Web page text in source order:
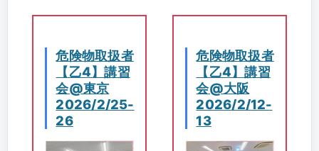
危険物取扱者
【乙4】講習
会@東京
2026/2/25-
26
危険物取扱者
【乙4】講習
会@大阪
2026/2/12-
13